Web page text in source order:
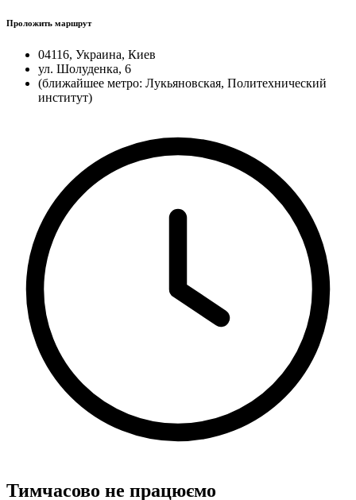
Проложить маршрут
04116, Украина, Киев
ул. Шолуденка, 6
(ближайшее метро: Лукьяновская, Политехнический
институт)
Тимчасово не працюємо